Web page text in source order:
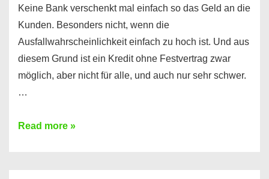
Keine Bank verschenkt mal einfach so das Geld an die
Kunden. Besonders nicht, wenn die
Ausfallwahrscheinlichkeit einfach zu hoch ist. Und aus
diesem Grund ist ein Kredit ohne Festvertrag zwar
möglich, aber nicht für alle, und auch nur sehr schwer.
…
Ist
Read more »